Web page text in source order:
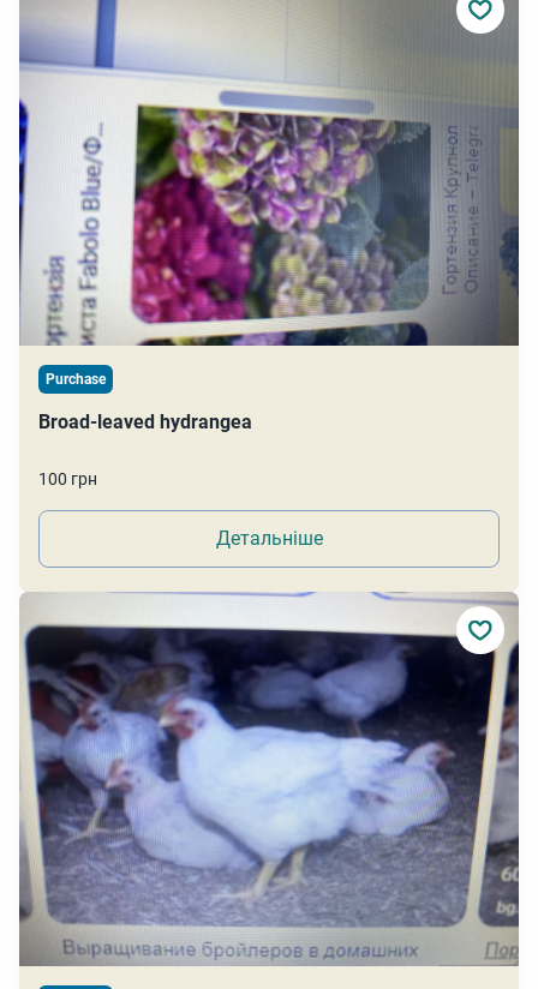
Purchase
Broad-leaved hydrangea
100 грн
Детальніше